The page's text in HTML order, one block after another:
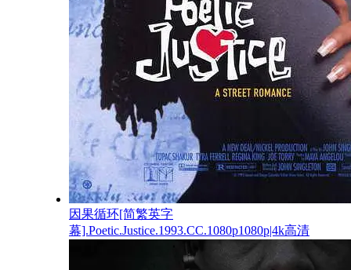
因果循环[简繁英字
幕].Poetic.Justice.1993.CC.1080p1080p|4k高清